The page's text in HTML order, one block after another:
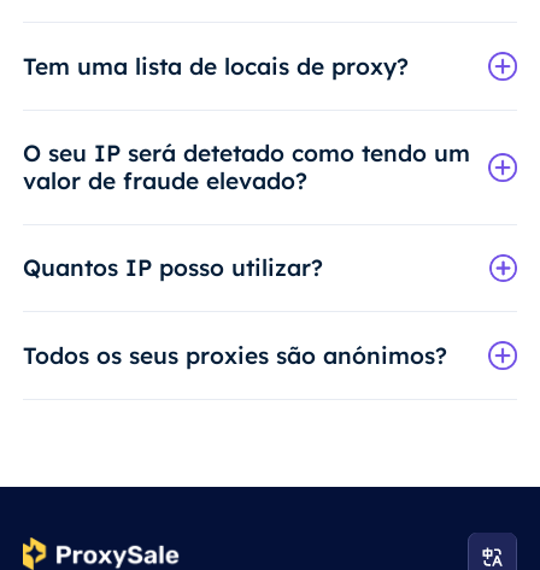
Tem uma lista de locais de proxy?
O seu IP será detetado como tendo um
valor de fraude elevado?
Quantos IP posso utilizar?
Todos os seus proxies são anónimos?